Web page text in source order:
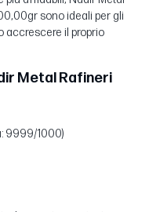
sono ideali per gli
accrescere il proprio
Metal Rafineri
9999/1000)